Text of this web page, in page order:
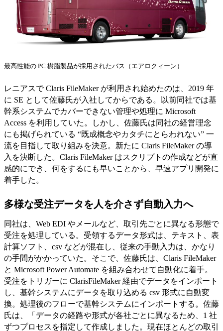
最高性能の PC 樹脂製品が採用されたバス（エアロクィーン）
レニアスで Claris FileMaker が利用され始めたのは、2019 年
に SE として佐藤氏が入社してからである。以前同社では基
幹系システムでカバーできない管理や処理に Microsoft
Access を利用していた。しかし、佐藤氏は同社の経営理念
にも掲げられている “既成概念やカタチにとらわれない” 一
流を目指して取り組みを決意。新たに Claris FileMaker の導
入を決断した。Claris FileMaker はスクリプトの作成などが直
感的にでき、何をするにも早いことから、早速アプリ開発に
着手した。
多様な受注データを人を介さず自動入力へ
同社は、Web EDI やメールなど、取引先ごとに異なる形態で
受注を処理している。受領するデータ形式は、テキスト、表
計算ソフト、csv などが混在し、従来の手動入力は、かなり
の手間がかかっていた。そこで、佐藤氏は、Claris FileMaker
と Microsoft Power Automate を組み合わせて自動化に着手。
受注をトリガーに ClarisFileMaker 経由でデータをインポート
し、基幹システムにデータを取り込める csv 形式に自動変
換。処理後のフローで基幹システムにインポートする。佐藤
氏は、「データの経路や形式が各社ごとに異なるため、1 社
ずつプロセスを指定して作成しました。現在ほとんどの取引